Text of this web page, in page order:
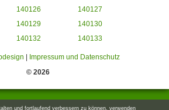
140126
140127
140129
140130
140132 140133
Impressum und Datenschutz
© 2026
und fortlaufend verbessern zu können, verwenden